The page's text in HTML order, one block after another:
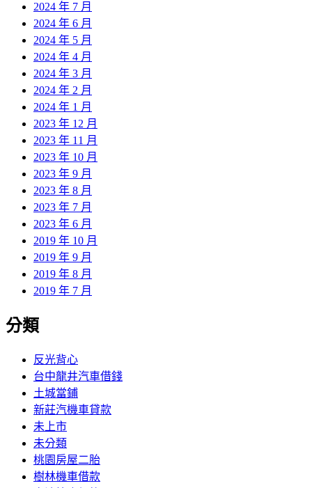
2024 年 7 月
2024 年 6 月
2024 年 5 月
2024 年 4 月
2024 年 3 月
2024 年 2 月
2024 年 1 月
2023 年 12 月
2023 年 11 月
2023 年 10 月
2023 年 9 月
2023 年 8 月
2023 年 7 月
2023 年 6 月
2019 年 10 月
2019 年 9 月
2019 年 8 月
2019 年 7 月
分類
反光背心
台中龍井汽車借錢
土城當鋪
新莊汽機車貸款
未上市
未分類
桃園房屋二胎
樹林機車借款